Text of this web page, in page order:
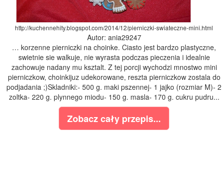
http://kuchennehity.blogspot.com/2014/12/pierniczki-swiateczne-mini.html
Autor: ania29247
… korzenne pierniczki na choinke. Ciasto jest bardzo plastyczne,
swietnie sie walkuje, nie wyrasta podczas pieczenia i idealnie
zachowuje nadany mu ksztalt. Z tej porcji wychodzi mnostwo mini
pierniczkow, choinkijuz udekorowane, reszta pierniczkow zostala do
podjadania ;)Skladniki:- 500 g. maki pszennej- 1 jajko (rozmiar M)- 2
zoltka- 220 g. plynnego miodu- 150 g. masla- 170 g. cukru pudru...
Zobacz cały przepis...